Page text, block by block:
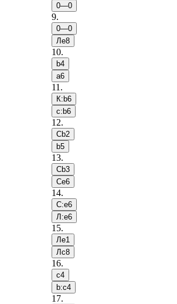
0—0
9.
0—0
Лe8
10.
b4
a6
11 .
К:b6
c:b6
12.
Сb2
b5
13.
Сb3
Сe6
14.
С:e6
Л:e6
15.
Лe1
Лc8
16.
c4
b:c4
17.